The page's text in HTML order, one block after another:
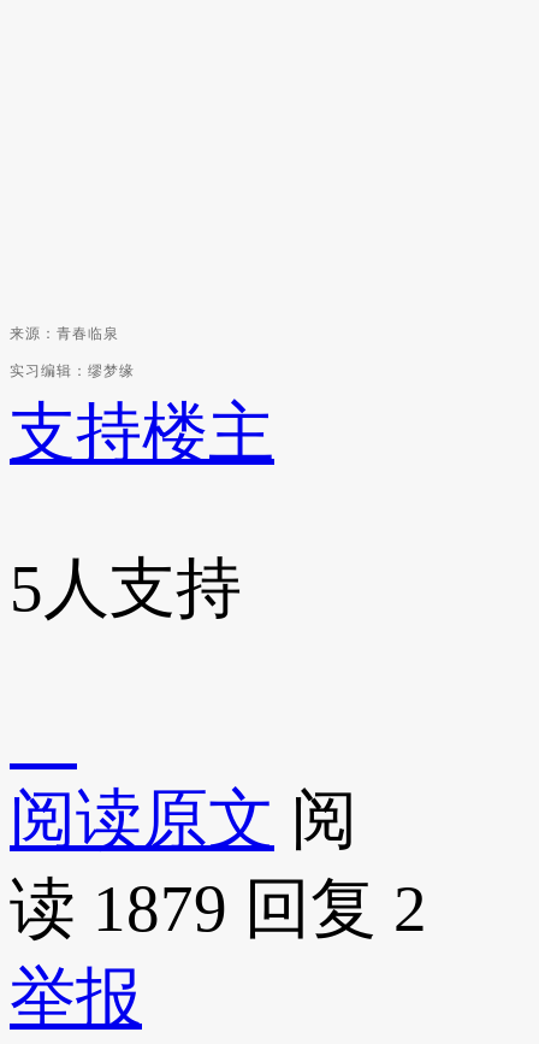
来源：青春临泉
实习编辑：缪梦缘
支持楼主
5人支持
阅读原文 阅
读 1879 回复 2
举报